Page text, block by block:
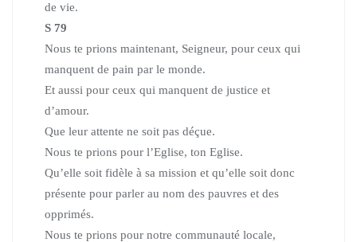
de vie.
S 79
Nous te prions maintenant, Seigneur, pour ceux qui
manquent de pain par le monde.
Et aussi pour ceux qui manquent de justice et
d’amour.
Que leur attente ne soit pas déçue.
Nous te prions pour l’Eglise, ton Eglise.
Qu’elle soit fidèle à sa mission et qu’elle soit donc
présente pour parler au nom des pauvres et des
opprimés.
Nous te prions pour notre communauté locale,